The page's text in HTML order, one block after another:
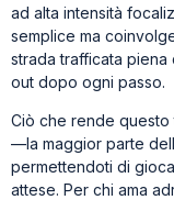
ad alta intensità
semplice ma
strada trafficata
out dopo ogni passo.
Ciò che rende questo
—la maggior parte
permettendoti di
attese. Per chi ama